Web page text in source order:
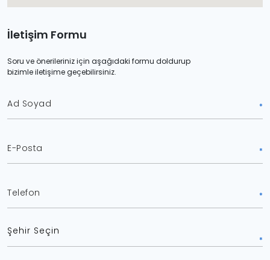
İletişim Formu
Soru ve önerileriniz için aşağıdaki formu doldurup
bizimle iletişime geçebilirsiniz.